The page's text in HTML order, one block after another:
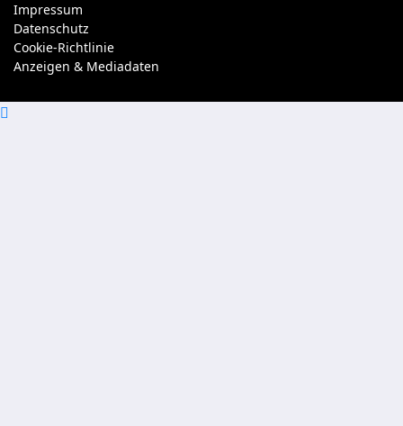
Impressum
Datenschutz
Cookie-Richtlinie
Anzeigen & Mediadaten